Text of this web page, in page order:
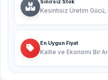
Sınırsız Stok
Kesintisiz Üretim
En Uygun Fiyat
Kalite ve Ekonomi Bir